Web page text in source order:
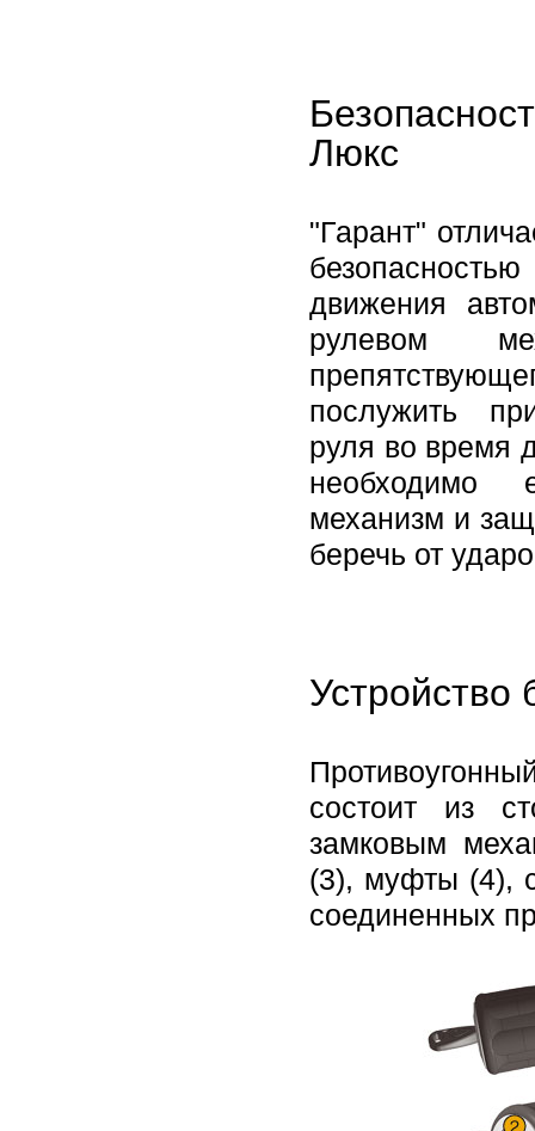
Люкс
"Гарант"
движения
рулевом
послужить
руля во время
необходимо
механизм и
беречь от
Устройство
состоит из
замковым
(3), муфты (4),
соединенных